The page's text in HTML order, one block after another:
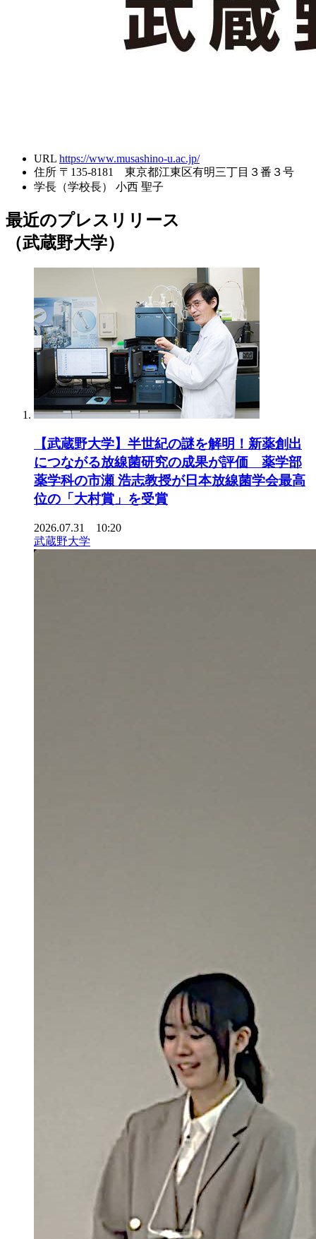
URL https://www.musashino-u.ac.jp/
住所 〒135-8181 東京都江東区有明三丁目３番３号
学長（学校長）
小西 聖子
最近のプレスリリース
（武蔵野大学）
【武蔵野大学】半世紀の謎を解明！新薬創出
につながる放線菌研究の成果が評価 薬学部
薬学科の市瀬 浩志教授が日本放線菌学会最高
位の「大村賞」を受賞
2026.07.31 10:20
武蔵野大学